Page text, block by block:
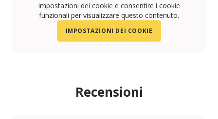
impostazioni dei cookie e consentire i cookie
funzionali per visualizzare questo contenuto.
IMPOSTAZIONI DEI COOKIE
Recensioni